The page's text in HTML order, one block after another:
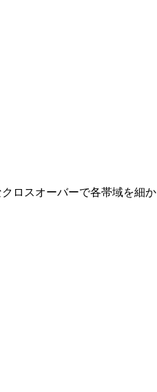
スオーバーで各帯域を細